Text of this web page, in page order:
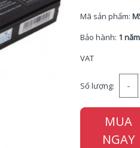
Mã sản phẩm:
Bảo hành: 1 năm
VAT
Số lượng: -
MUA
NGAY